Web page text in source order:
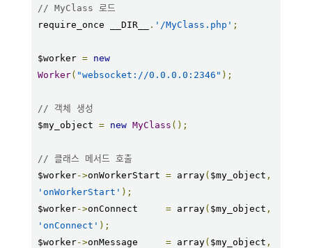
// MyClass 로드
require_once __DIR__
. '/MyClass.php' ;
$worker =
new
Worker( "websocket://0.0.0.0:2346" );
// 객체 생성
$my_object = new MyClass ();
// 클래스 메서드 호출
$worker->onWorkerStart = array( $my_object ,
'onWorkerStart' );
$worker->onConnect = array( $my_object ,
'onConnect' );
$worker->onMessage = array( $my_object ,